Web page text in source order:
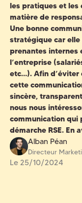
les pratiques et les
matière de
Une bonne
stratégique car elle
prenantes internes
l’entreprise
etc…). Afin d’éviter
cette
sincère,
nous nous
communicationqui
démarche RSE. En
Alban Péan
Directeur
Le 25/10/2024